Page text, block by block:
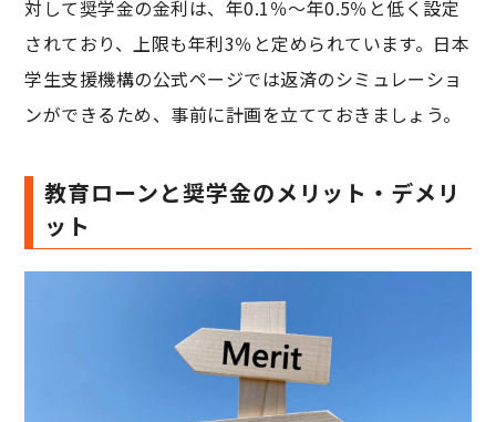
対して奨学金の金利は、年0.1％～年0.5％と低く設定
されており、上限も年利3％と定められています。日本
学生支援機構の公式ページでは返済のシミュレーショ
ンができるため、事前に計画を立てておきましょう。
教育ローンと奨学金のメリット・デメリ
ット